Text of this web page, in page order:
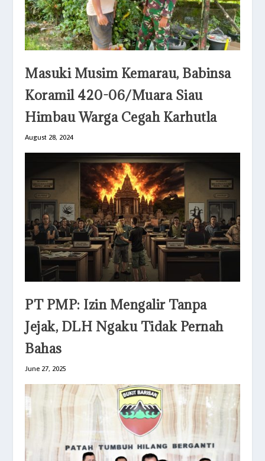
Masuki Musim Kemarau, Babinsa
Koramil 420-06/Muara Siau
Himbau Warga Cegah Karhutla
August 28, 2024
PT PMP: Izin Mengalir Tanpa
Jejak, DLH Ngaku Tidak Pernah
Bahas
June 27, 2025